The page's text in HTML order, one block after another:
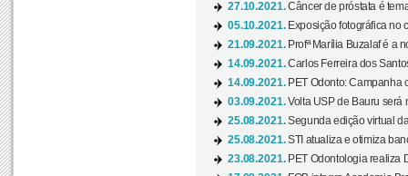
27.10.2021.Câncer de próstata é
05.10.2021. Exposição fotográfica no
21.09.2021. Profª Marília Buzalaf é a
14.09.2021.Carlos Ferreira dos
14.09.2021. PET Odonto: Campanha
03.09.2021.Volta USP de Bauru será
25.08.2021.Segunda edição virtual
25.08.2021.STI atualiza e otimiza
23.08.2021. PET Odontologia realiza